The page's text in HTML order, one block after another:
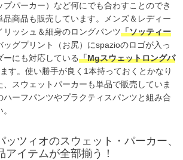
プパーカー）など何にでも合わすことのでき
品商品も販売しています。メンズ＆レディー
リッシュ＆細身のロングパンツ「ソッティー
ッグプリント（お尻）にspazioのロゴが入っ
ーにも対応している「Mgスウェットロングパ
す。使い勝手が良く1本持っておくとかなり
スウェットパーカーも単品で販売していま
ーフパンツやプラクティスパンツと組み合
ッツィオのスウェット・パーカー、
イテムが全部揃う！